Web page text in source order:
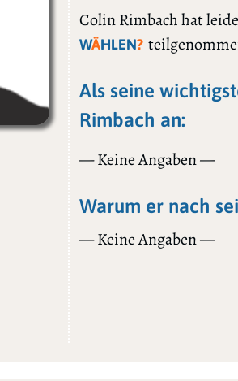
Colin Rimbach hat
WÄHLEN?
Als seine
Rimbach an:
— Keine Angaben —
Warum er nach
— Keine Angaben —